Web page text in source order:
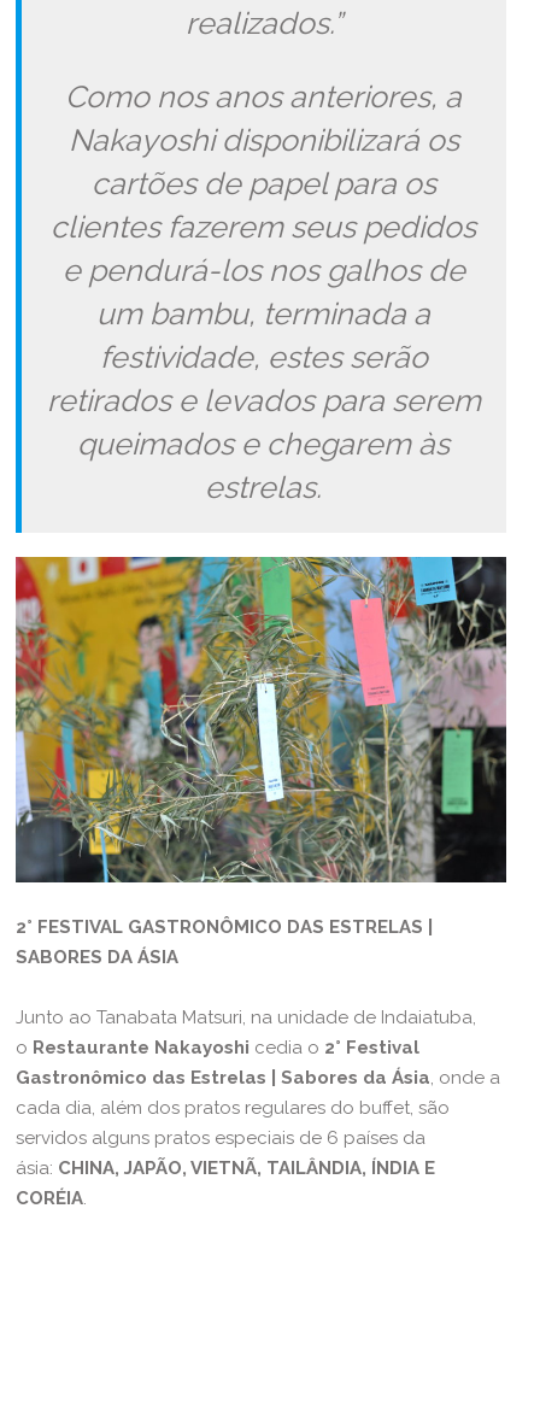
realizados.”
Como nos anos anteriores, a
Nakayoshi disponibilizará os
cartões de papel para os
clientes fazerem seus pedidos
e pendurá-los nos galhos de
um bambu, terminada a
festividade, estes serão
retirados e levados para serem
queimados e chegarem às
estrelas.
2° FESTIVAL GASTRONÔMICO DAS ESTRELAS |
SABORES DA ÁSIA
Junto ao Tanabata Matsuri, na unidade de Indaiatuba,
o Restaurante Nakayoshi cedia o 2° Festival
Gastronômico das Estrelas | Sabores da Ásia, onde a
cada dia, além dos pratos regulares do buffet, são
servidos alguns pratos especiais de 6 países da
ásia: CHINA, JAPÃO, VIETNÃ, TAILÂNDIA, ÍNDIA E
CORÉIA.